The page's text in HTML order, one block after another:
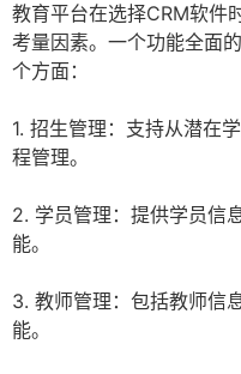
教育平台在选择CRM软件
考量因素。一个功能全面
个方面：
1. 招生管理：支持从潜在
程管理。
2. 学员管理：提供学员信
能。
3. 教师管理：包括教师信
能。